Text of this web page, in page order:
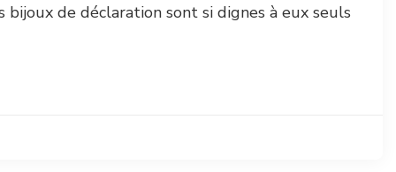
de déclaration sont si dignes à eux seuls